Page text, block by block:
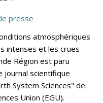
presse
atmosphériques
intenses et les crues
Région est paru
journal scientifique
System Sciences" de
Union (EGU).